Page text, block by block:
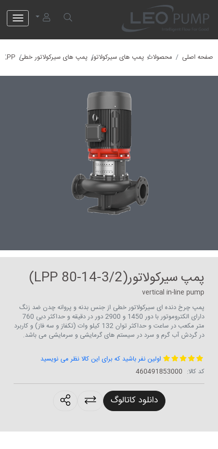
صفحه اصلی محصولات پمپ های سیرکولاتور پمپ های سیرکولاتور خطی LPP
پمپ سیرکولاتور(LPP 80-14-3/2)
vertical in-line pump
پمپ چرخ دنده ای سیرکولاتور خطی از جنس بدنه و پروانه چدن ضد زنگ
دارای الکتروموتور با دور 1450 و 2900 دور در دقیقه و حداکثر دبی 760
متر مکعب در ساعت و حداکثر توان 132 کیلو وات (تکفاز و سه فاز) و کاربرد
در گردش آب گرم و سرد در سیستم های گرمایشی و سرمایشی می باشد.
اولین نفر باشید که برای این کالا نظر می نویسید
کد کالا: 460491853000
دانلود کاتالوگ